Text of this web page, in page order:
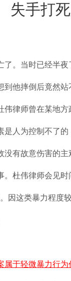
失手打
了。当时已经半
他摔倒后竟然
律师曾在某地
人为控制不了
没有故意伤害的
。杜伟律师会见
因这类暴力程度
于轻微暴力行